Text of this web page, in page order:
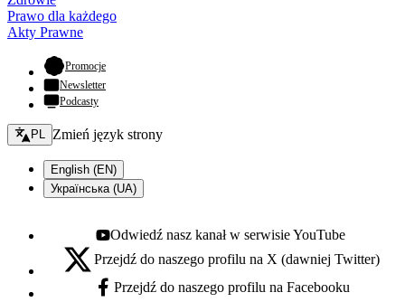
Prawo dla każdego
Akty Prawne
Promocje- otwiera się w nowej karcie
Newsletter
Podcasty
Zmień język - bieżący:
PL Zmień język strony
English (EN)
Українська (UA)
Youtube - otwiera się w nowej karcie
Odwiedź nasz kanał w serwisie YouTube
X - otwiera się w nowej karcie
Przejdź do naszego profilu na X (dawniej Twitter)
Facebook - otwiera się w nowej karcie
Przejdź do naszego profilu na Facebooku